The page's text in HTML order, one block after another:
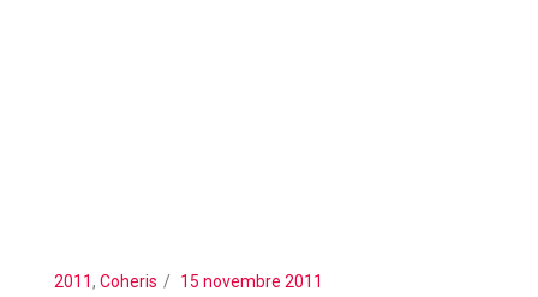
2011, Coheris 15 novembre 2011